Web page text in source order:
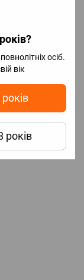
осіб.
вік
років
Лимон,
С холодком
мл